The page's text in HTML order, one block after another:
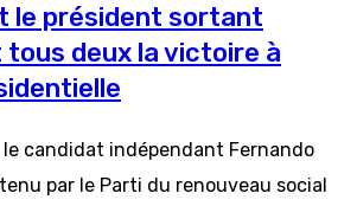
le président sortant
deux la victoire à
le candidat indépendant Fernando
par le Parti du renouveau social